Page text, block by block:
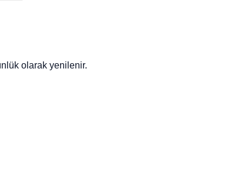
olarak yenilenir.